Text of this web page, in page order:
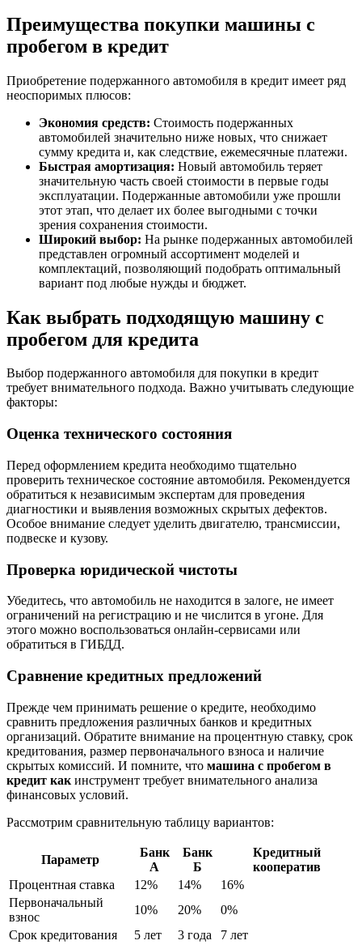
Преимущества покупки машины с
пробегом в кредит
Приобретение подержанного автомобиля в кредит имеет ряд
неоспоримых плюсов:
Экономия средств: Стоимость подержанных
автомобилей значительно ниже новых, что снижает
сумму кредита и, как следствие, ежемесячные платежи.
Быстрая амортизация: Новый автомобиль теряет
значительную часть своей стоимости в первые годы
эксплуатации. Подержанные автомобили уже прошли
этот этап, что делает их более выгодными с точки
зрения сохранения стоимости.
Широкий выбор: На рынке подержанных автомобилей
представлен огромный ассортимент моделей и
комплектаций, позволяющий подобрать оптимальный
вариант под любые нужды и бюджет.
Как выбрать подходящую машину с
пробегом для кредита
Выбор подержанного автомобиля для покупки в кредит
требует внимательного подхода. Важно учитывать следующие
факторы:
Оценка технического состояния
Перед оформлением кредита необходимо тщательно
проверить техническое состояние автомобиля. Рекомендуется
обратиться к независимым экспертам для проведения
диагностики и выявления возможных скрытых дефектов.
Особое внимание следует уделить двигателю, трансмиссии,
подвеске и кузову.
Проверка юридической чистоты
Убедитесь, что автомобиль не находится в залоге, не имеет
ограничений на регистрацию и не числится в угоне. Для
этого можно воспользоваться онлайн-сервисами или
обратиться в ГИБДД.
Сравнение кредитных предложений
Прежде чем принимать решение о кредите, необходимо
сравнить предложения различных банков и кредитных
организаций. Обратите внимание на процентную ставку, срок
кредитования, размер первоначального взноса и наличие
скрытых комиссий. И помните, что машина с пробегом в
кредит как инструмент требует внимательного анализа
финансовых условий.
Рассмотрим сравнительную таблицу вариантов:
Параметр
Банк
А
Банк
Б
Кредитный
кооператив
Процентная ставка
12% 14%
16%
Первоначальный
взнос
10% 20%
0%
Срок кредитования
5 лет 3 года 7 лет